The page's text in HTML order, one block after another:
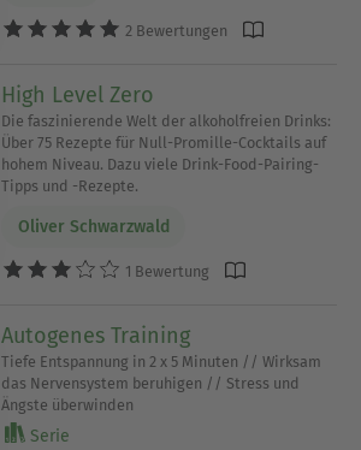
2 Bewertungen
High Level Zero
Die faszinierende Welt der alkoholfreien Drinks:
Über 75 Rezepte für Null-Promille-Cocktails auf
hohem Niveau. Dazu viele Drink-Food-Pairing-
Tipps und -Rezepte.
Oliver Schwarzwald
1 Bewertung
Autogenes Training
Tiefe Entspannung in 2 x 5 Minuten // Wirksam
das Nervensystem beruhigen // Stress und
Ängste überwinden
Serie